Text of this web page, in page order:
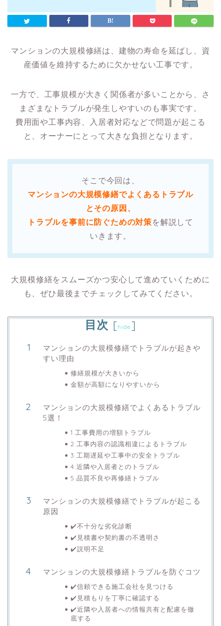
マンションの大規模修繕は、建物の寿命を延ばし、資
産価値を維持するために欠かせない工事です。
一方で、工事規模が大きく関係者が多いことから、さ
まざまなトラブルが発生しやすいのも事実です。
費用面や工事内容、入居者対応などで問題が起こる
と、オーナーにとって大きな負担となります。
そこで今回は、
マンションの大規模修繕でよくあるトラブル
とその原因、
トラブルを事前に防ぐための対策を解説して
いきます。
大規模修繕をスムーズかつ安心して進めていくために
も、ぜひ最後までチェックしてみてください。
目次 [hide ]
マンションの大規模修繕でトラブルが起きや
すい理由
修繕規模が大きいから
金額が高額になりやすいから
マンションの大規模修繕でよくあるトラブル
5選！
1.工事費用の増額トラブル
2.工事内容の認識相違によるトラブル
3.工期遅延や工事中の安全トラブル
4.近隣や入居者とのトラブル
5.品質不良や再修繕トラブル
マンションの大規模修繕でトラブルが起こる
原因
✔️不十分な劣化診断
✔️見積書や契約書の不透明さ
✔️説明不足
マンションの大規模修繕トラブルを防ぐコツ
✔️信頼できる施工会社を見つける
✔️見積もりを丁寧に確認する
✔️近隣や入居者への情報共有と配慮を徹
底する